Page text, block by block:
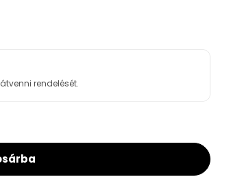
rendelését.
Alumínium Radiátor A0605VW4
600/05 Alumínium Radiátor